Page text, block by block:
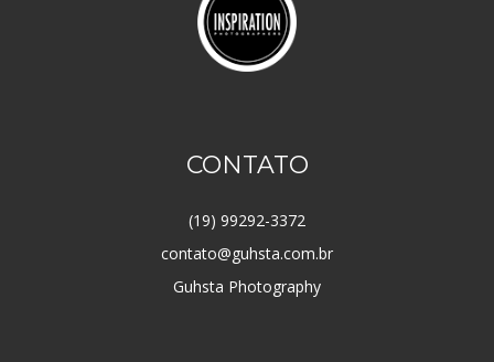
CONTATO
(19) 99292-3372
contato@guhsta.com.br
Guhsta Photography